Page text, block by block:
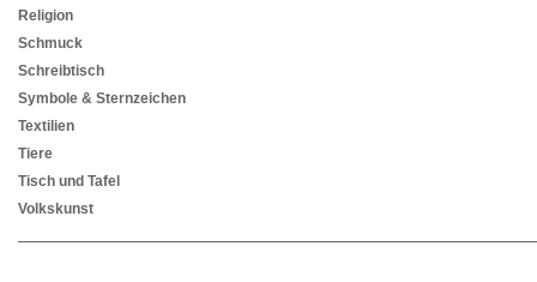
Religion
Schmuck
Schreibtisch
Symbole & Sternzeichen
Textilien
Tiere
Tisch und Tafel
Volkskunst